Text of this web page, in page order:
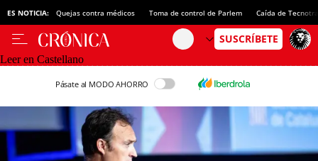
ES NOTICIA: Quejas contra médicos Toma de control de Parlem Caída de
Leer en Castellano
Pásate al MODO AHORRO